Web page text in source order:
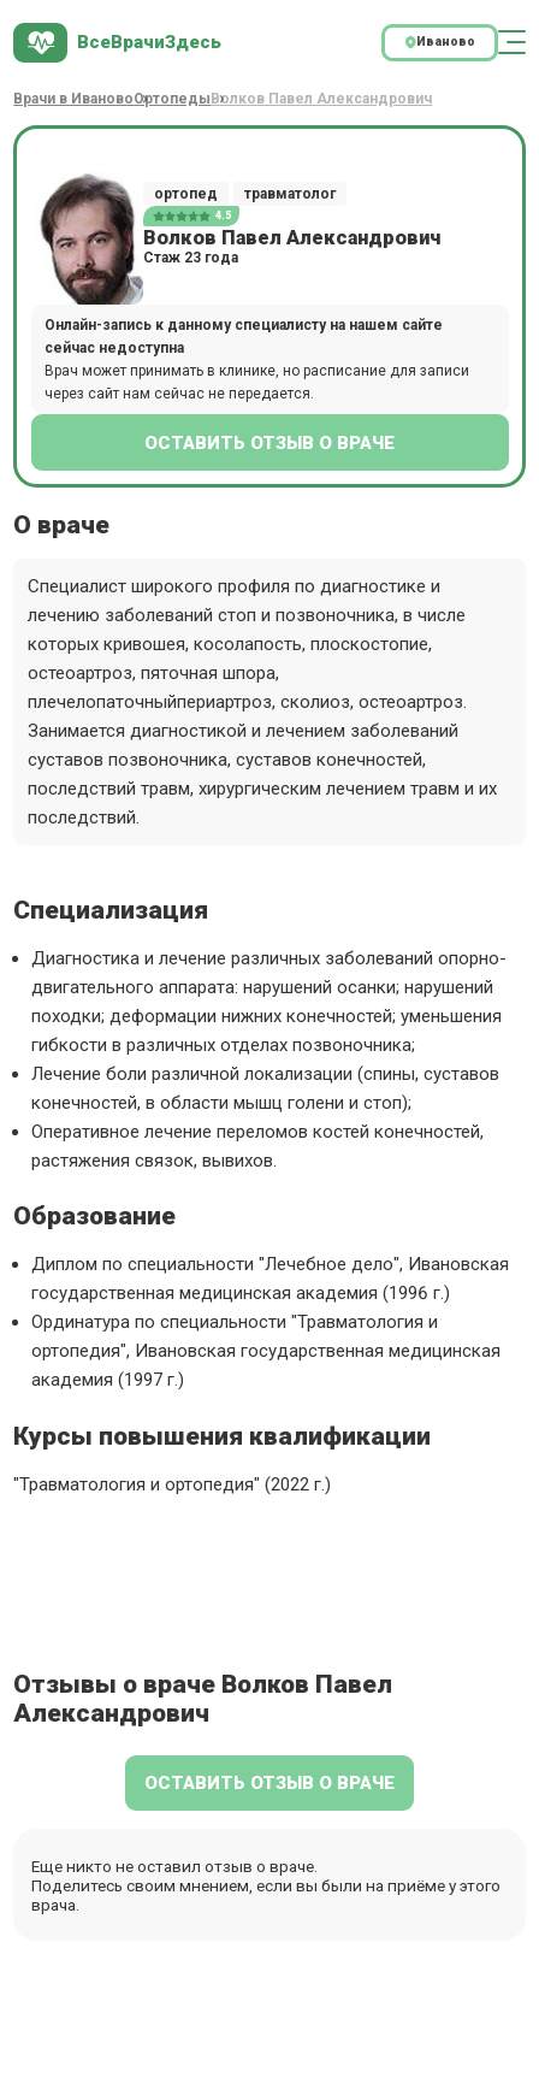
ВсеВрачиЗдесь Иваново
Врачи в ИвановоОртопеды Волков Павел Александрович
ортопед травматолог
4.5
Волков Павел Александрович
Стаж 23 года
Онлайн-запись к данному специалисту на нашем сайте
сейчас недоступна
Врач может принимать в клинике, но расписание для записи
через сайт нам сейчас не передается.
ОСТАВИТЬ ОТЗЫВ О ВРАЧЕ
О враче
Специалист широкого профиля по диагностике и
лечению заболеваний стоп и позвоночника, в числе
которых кривошея, косолапость, плоскостопие,
остеоартроз, пяточная шпора,
плечелопаточныйпериартроз, сколиоз, остеоартроз.
Занимается диагностикой и лечением заболеваний
суставов позвоночника, суставов конечностей,
последствий травм, хирургическим лечением травм и их
последствий.
Специализация
Диагностика и лечение различных заболеваний опорно-
двигательного аппарата: нарушений осанки; нарушений
походки; деформации нижних конечностей; уменьшения
гибкости в различных отделах позвоночника;
Лечение боли различной локализации (спины, суставов
конечностей, в области мышц голени и стоп);
Оперативное лечение переломов костей конечностей,
растяжения связок, вывихов.
Образование
Диплом по специальности "Лечебное дело", Ивановская
государственная медицинская академия (1996 г.)
Ординатура по специальности "Травматология и
ортопедия", Ивановская государственная медицинская
академия (1997 г.)
Курсы повышения квалификации
"Травматология и ортопедия" (2022 г.)
Отзывы о враче Волков Павел
Александрович
ОСТАВИТЬ ОТЗЫВ О ВРАЧЕ
Еще никто не оставил отзыв о враче.
Поделитесь своим мнением, если вы были на приёме у этого
врача.